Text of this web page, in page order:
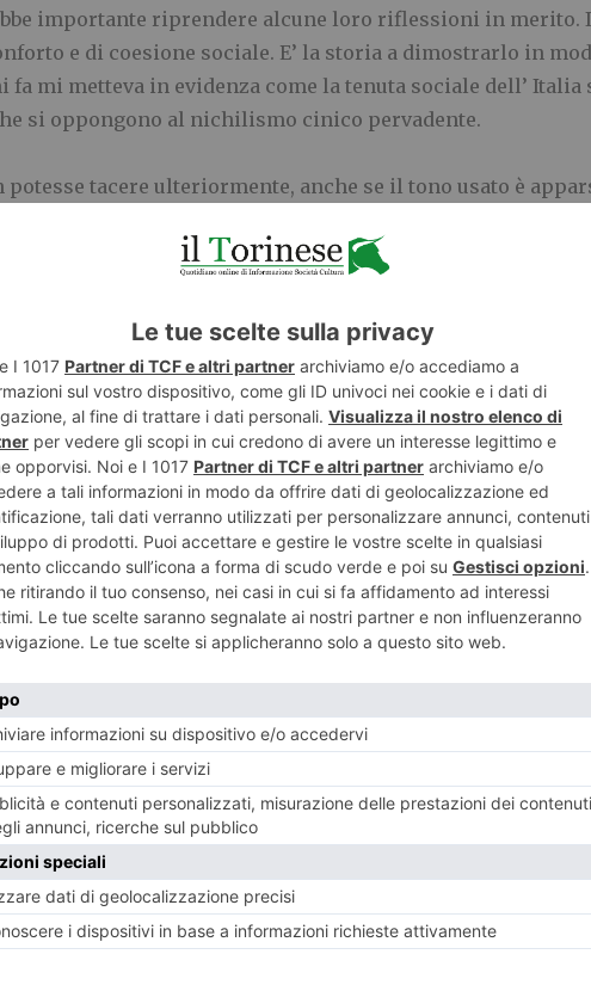
importante riprendere alcune loro riflessioni in
e di coesione sociale. E’ la storia a dimostrarlo in
mi metteva in evidenza come la tenuta sociale dell’
si oppongono al nichilismo cinico pervadente.
tacere ulteriormente, anche se il tono usato è
in un libero Stato debba poter esercitare, pur con tutte
detto che sorge qualche dubbio sul fatto che viviamo in un
Consiglio hanno leso principi costituzionali e hanno
l’allarme. La smentita del documento della CEI da
fin dall’inizio, ha dimostrato di non voler essere clericale
qualcosa di molto vicino ai problemi concreti dell’ uomo e
il dubbio se anche il Papa non dia la dovuta rilevanza al
sospetto diventa legittimo. Certo la pandemia si sta
e le sofferenze che semina, i drammi economici e sociali
TWITTER WHATSAPP
CORONAVIRUS CULTURA SOCIETÀ